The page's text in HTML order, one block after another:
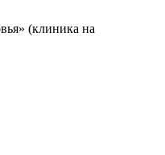
(клиника на